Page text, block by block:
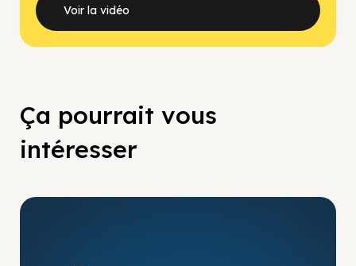
Voir la vidéo
Ça pourrait vous
intéresser